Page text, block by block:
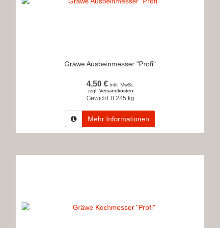
Gräwe Ausbeinmesser "Profi"
4,50 € inkl. MwSt.
zzgl. Versandkosten
Gewicht: 0.285 kg
Mehr Informationen